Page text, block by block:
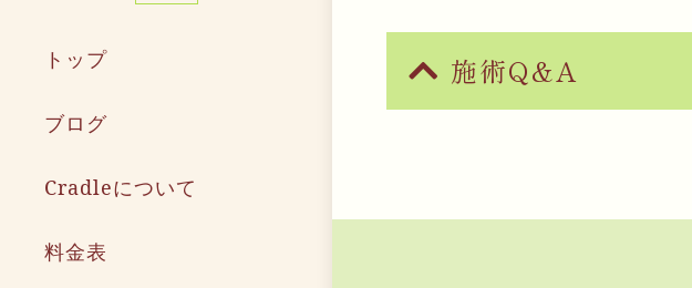
トップ
ブログ
Cradleについて
料金表
施術Q&A